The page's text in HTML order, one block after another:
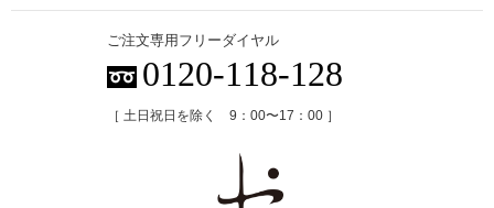
高いコシヒカリです。
ご注文専用フリーダイヤル
0120-118-128
［ 土日祝日を除く 9：00〜17：00 ］